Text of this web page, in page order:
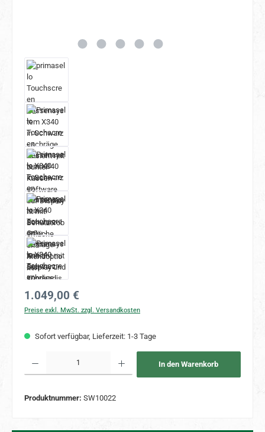
Regulärer Preis:
1.049,00 €
Preise exkl. MwSt. zzgl. Versandkosten
Sofort verfügbar, Lieferzeit: 1-3 Tage
In den Warenkorb
Produktnummer: SW10022